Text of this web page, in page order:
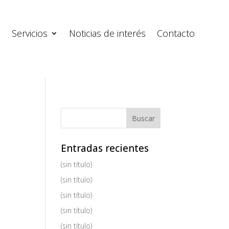
Servicios Noticias de interés Contacto
Entradas recientes
(sin título)
(sin título)
(sin título)
(sin título)
(sin título)